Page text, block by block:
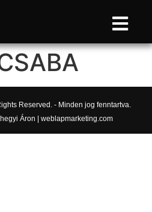
Reserved. - Minden jog fenntartva.
Áron | weblapmarketing.com